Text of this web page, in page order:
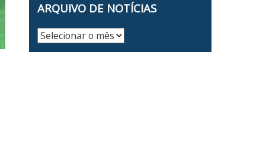
ARQUIVO DE NOTÍCIAS
Arquivo